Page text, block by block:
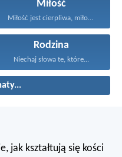
Miłość
Miłość jest cierpliwa, miłość...
Rodzina
Niechaj słowa te, które...
jak kształtują się kości